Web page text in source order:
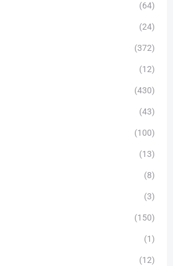
(64)
(24)
(372)
(12)
(430)
(43)
(100)
(13)
(8)
(3)
(150)
(1)
(12)